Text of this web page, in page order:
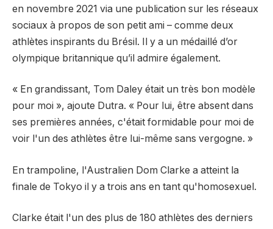
en novembre 2021 via une publication sur les réseaux
sociaux à propos de son petit ami – comme deux
athlètes inspirants du Brésil. Il y a un médaillé d’or
olympique britannique qu’il admire également.
« En grandissant, Tom Daley était un très bon modèle
pour moi », ajoute Dutra. « Pour lui, être absent dans
ses premières années, c'était formidable pour moi de
voir l'un des athlètes être lui-même sans vergogne. »
En trampoline, l'Australien Dom Clarke a atteint la
finale de Tokyo il y a trois ans en tant qu'homosexuel.
Clarke était l'un des plus de 180 athlètes des derniers